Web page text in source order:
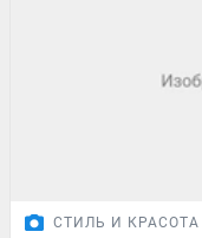
СТИЛЬ И КРАСОТА